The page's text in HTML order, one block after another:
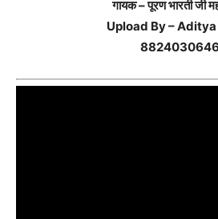
गायक – पूरण भारती जी
Upload By –
8824030646